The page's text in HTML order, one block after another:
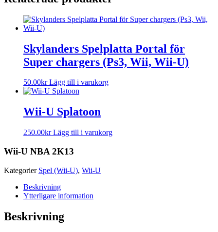
Skylanders Spelplatta Portal för
Super chargers (Ps3, Wii, Wii-U)
50.00kr Lägg till i varukorg
Wii-U Splatoon
250.00kr Lägg till i varukorg
Wii-U NBA 2K13
Kategorier Spel (Wii-U), Wii-U
Beskrivning
Ytterligare information
Beskrivning